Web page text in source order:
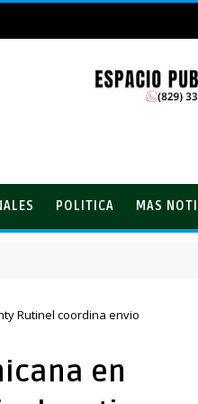
POLITICA MAS
Rutinel coordina envio
en